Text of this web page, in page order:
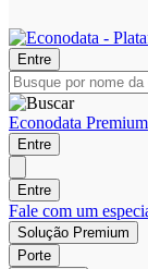
Entre
Econodata Premium
Entre
Entre
Fale com um
Solução Premium
Porte